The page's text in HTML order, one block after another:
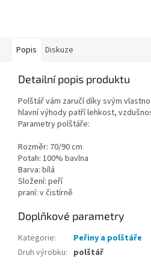
Popis Diskuze
Detailní popis produktu
Polštář vám zaručí díky svým
hlavní výhody patří lehkost,
Parametry polštáře:
Rozměr: 70/90 cm
Potah: 100% bavlna
Barva: bílá
Složení: peří
praní: v čistírně
Doplňkové parametry
Kategorie:
Peřiny a polštáře
Druh výrobku: polštář